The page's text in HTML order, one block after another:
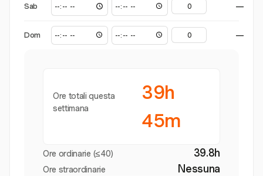
Sab —
Dom —
Ore totali questa
settimana
39h
45m
Ore ordinarie (≤40) 39.8h
Ore straordinarie Nessuna